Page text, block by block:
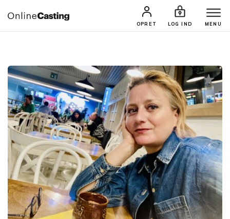
OPRET LOG IND MENU
CASTINGS & JOBS SØG PROFIL